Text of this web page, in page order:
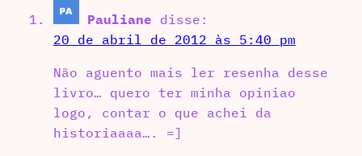
Pauliane disse:
20 de abril de 2012 às 5:40 pm
Não aguento mais ler resenha desse
livro… quero ter minha opiniao
logo, contar o que achei da
historiaaaa…. =]